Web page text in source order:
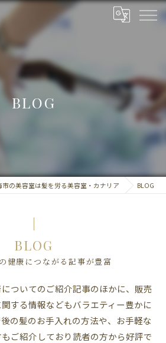
BLOG
市の美容室は髪を労る美容室・カナリア BLOG
BLOG
健康につながる記事が豊富
ついてのご紹介記事のほかに、販売
する情報などもバラエティー豊かに
の髪のお手入れの方法や、お手軽な
ご紹介しており読者の方から好評で